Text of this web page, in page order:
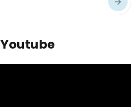
Youtube